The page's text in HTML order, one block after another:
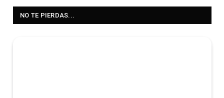
NO TE PIERDAS...